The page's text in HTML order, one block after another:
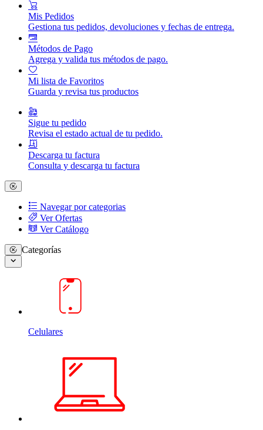
Mis Pedidos
Gestiona tus pedidos, devoluciones y fechas de entrega.
Métodos de Pago
Agrega y valida tus métodos de pago.
Mi lista de Favoritos
Guarda y revisa tus productos
Sigue tu pedido
Revisa el estado actual de tu pedido.
Descarga tu factura
Consulta y descarga tu factura
Navegar por categorias
Ver Ofertas
Ver Catálogo
Categorías
Celulares